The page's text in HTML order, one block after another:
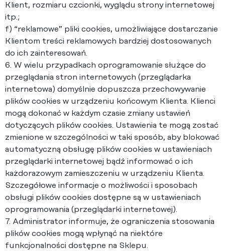
Klient, rozmiaru czcionki, wyglądu strony internetowej
itp.;
f) “reklamowe” pliki cookies, umożliwiające dostarczanie
Klientom treści reklamowych bardziej dostosowanych
do ich zainteresowań.
6. W wielu przypadkach oprogramowanie służące do
przeglądania stron internetowych (przeglądarka
internetowa) domyślnie dopuszcza przechowywanie
plików cookies w urządzeniu końcowym Klienta. Klienci
mogą dokonać w każdym czasie zmiany ustawień
dotyczących plików cookies. Ustawienia te mogą zostać
zmienione w szczególności w taki sposób, aby blokować
automatyczną obsługę plików cookies w ustawieniach
przeglądarki internetowej bądź informować o ich
każdorazowym zamieszczeniu w urządzeniu Klienta.
Szczegółowe informacje o możliwości i sposobach
obsługi plików cookies dostępne są w ustawieniach
oprogramowania (przeglądarki internetowej).
7. Administrator informuje, że ograniczenia stosowania
plików cookies mogą wpłynąć na niektóre
funkcjonalności dostępne na Sklepu.